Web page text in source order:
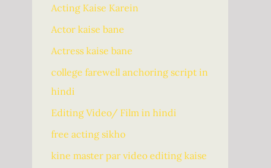
Acting Kaise Karein
Actor kaise bane
Actress kaise bane
college farewell anchoring script in
hindi
Editing Video/ Film in hindi
free acting sikho
kine master par video editing kaise